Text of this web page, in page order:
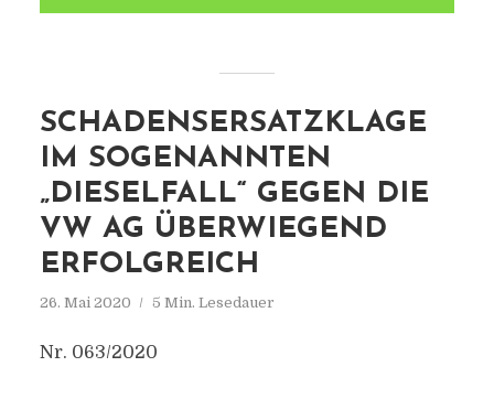
SCHADENSERSATZKLAGE
IM SOGENANNTEN
„DIESELFALL“ GEGEN DIE
VW AG ÜBERWIEGEND
ERFOLGREICH
26. Mai 2020 5 Min. Lesedauer
Nr. 063/2020